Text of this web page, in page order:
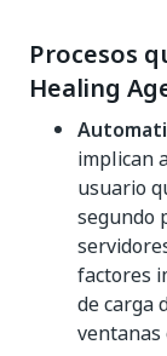
Procesos
Healing
implican
usuario
segundo
factores
de carga
ventanas